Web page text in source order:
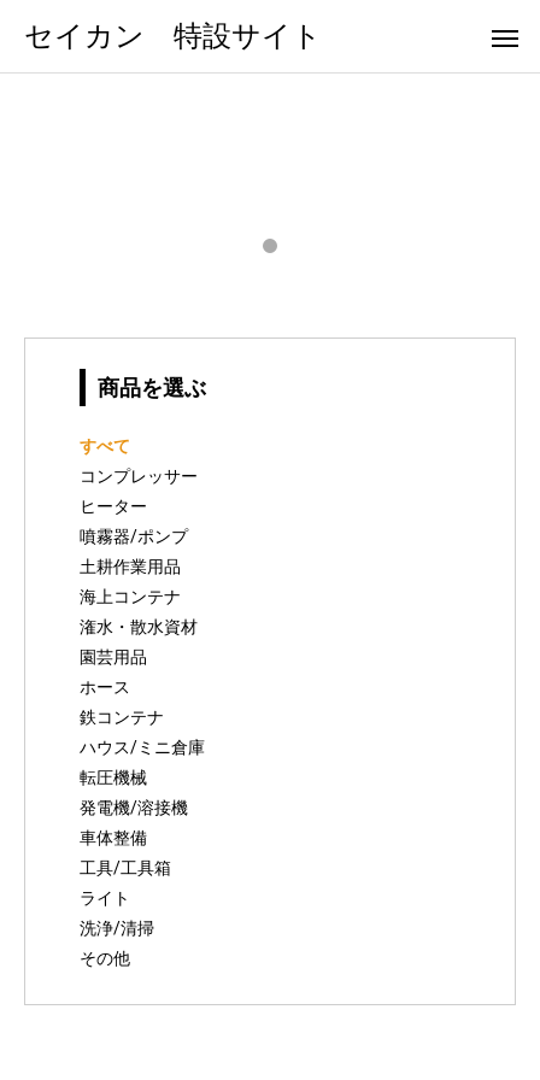
セイカン 特設サイト
商品を選ぶ
すべて
コンプレッサー
ヒーター
噴霧器/ポンプ
土耕作業用品
海上コンテナ
潅水・散水資材
園芸用品
ホース
鉄コンテナ
ハウス/ミニ倉庫
転圧機械
発電機/溶接機
車体整備
工具/工具箱
ライト
洗浄/清掃
その他